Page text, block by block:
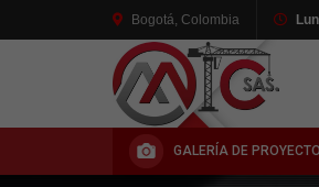
Bogotá, Colombia
GALERÍA DE
ESTRUCTURAS PARA
EL COMERCIO
DE